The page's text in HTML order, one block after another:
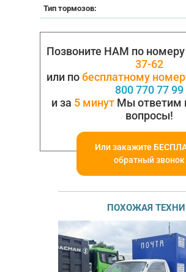
Тип тормозов:
Позвоните НАМ по номеру
37-62
или побесплатному
800 770 77 99
и за 5 минут Мы ответим
вопросы!
Или закажите
обратный звонок
ПОХОЖАЯ